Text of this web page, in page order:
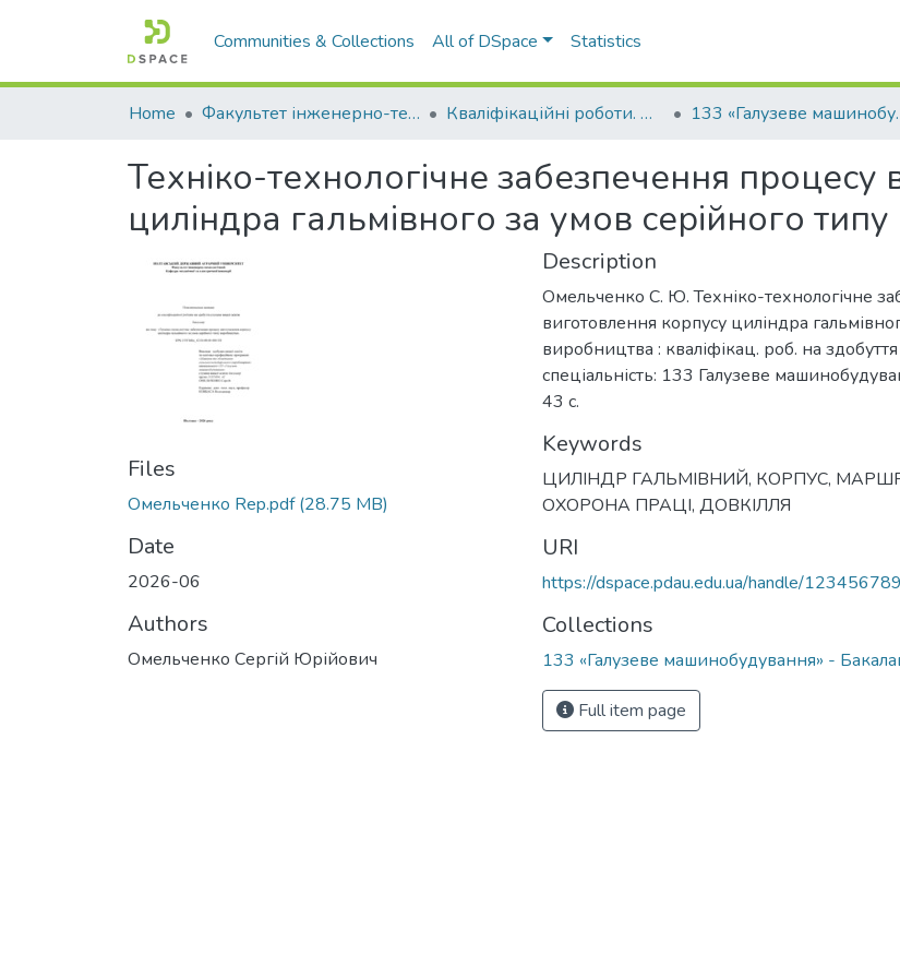
Communities & Collections All of DSpace Statistics
Home Факультет інженерно-технологічний Кваліфікаційні роботи. Факультет інженерно-технологічний 133
Техніко-технологічне забезпечення процесу
циліндра гальмівного за умов серійного
Files
Омельченко Rep.pdf(28.75 MB)
Date
2026-06
Authors
Омельченко Сергій Юрійович
Description
Омельченко С. Ю. Техніко-технологічне
виготовлення корпусу циліндра
виробництва : кваліфікац. роб. на
спеціальність: 133 Галузеве
43 с.
Keywords
ЦИЛІНДР ГАЛЬМІВНИЙ, КОРПУС,
ОХОРОНА ПРАЦІ, ДОВКІЛЛЯ
URI
https://dspace.pdau.edu.ua/handle/
Collections
133 «Галузеве машинобудування» -
Full item page